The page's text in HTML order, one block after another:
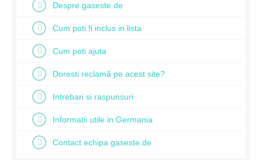
Despre gaseste.de
Cum poti fi inclus in lista
Cum poti ajuta
Doresti reclamă pe acest site?
Intrebari si raspunsuri
Informatii utile in Germania
Contact echipa gaseste.de